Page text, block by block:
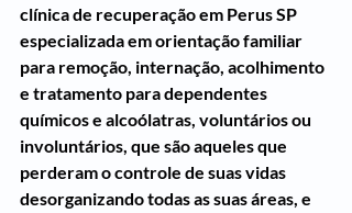
clínica de recuperação em Perus SP
especializada em orientação familiar
para remoção, internação, acolhimento
e tratamento para dependentes
químicos e alcoólatras, voluntários ou
involuntários, que são aqueles que
perderam o controle de suas vidas
desorganizando todas as suas áreas, e